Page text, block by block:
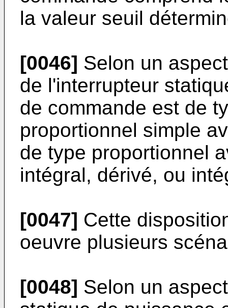
la valeur seuil
[0046] Selon un
de l'interrupteur
de commande est de
proportionnel simple
de type proportionnel
intégral, dérivé, ou
[0047] Cette
oeuvre plusieurs
[0048] Selon un